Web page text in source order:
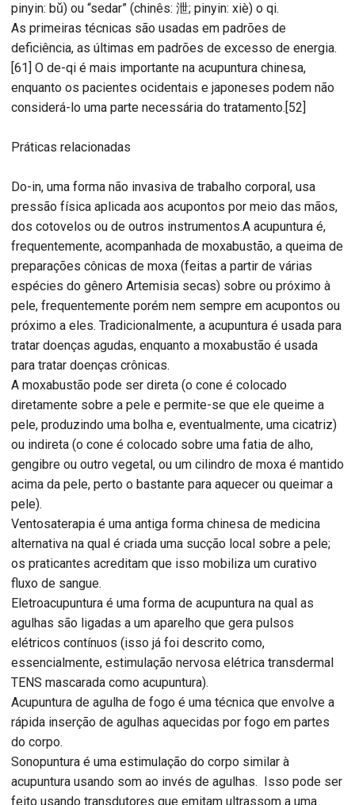
pinyin: bǔ) ou “sedar” (chinês: 泄; pinyin: xiè) o qi.
As primeiras técnicas são usadas em padrões de
deficiência, as últimas em padrões de excesso de energia.
[61] O de-qi é mais importante na acupuntura chinesa,
enquanto os pacientes ocidentais e japoneses podem não
considerá-lo uma parte necessária do tratamento.[52]
Práticas relacionadas
Do-in, uma forma não invasiva de trabalho corporal, usa
pressão física aplicada aos acupontos por meio das mãos,
dos cotovelos ou de outros instrumentos.A acupuntura é,
frequentemente, acompanhada de moxabustão, a queima de
preparações cônicas de moxa (feitas a partir de várias
espécies do gênero Artemisia secas) sobre ou próximo à
pele, frequentemente porém nem sempre em acupontos ou
próximo a eles. Tradicionalmente, a acupuntura é usada para
tratar doenças agudas, enquanto a moxabustão é usada
para tratar doenças crônicas.
A moxabustão pode ser direta (o cone é colocado
diretamente sobre a pele e permite-se que ele queime a
pele, produzindo uma bolha e, eventualmente, uma cicatriz)
ou indireta (o cone é colocado sobre uma fatia de alho,
gengibre ou outro vegetal, ou um cilindro de moxa é mantido
acima da pele, perto o bastante para aquecer ou queimar a
pele).
Ventosaterapia é uma antiga forma chinesa de medicina
alternativa na qual é criada uma sucção local sobre a pele;
os praticantes acreditam que isso mobiliza um curativo
fluxo de sangue.
Eletroacupuntura é uma forma de acupuntura na qual as
agulhas são ligadas a um aparelho que gera pulsos
elétricos contínuos (isso já foi descrito como,
essencialmente, estimulação nervosa elétrica transdermal
TENS mascarada como acupuntura).
Acupuntura de agulha de fogo é uma técnica que envolve a
rápida inserção de agulhas aquecidas por fogo em partes
do corpo.
Sonopuntura é uma estimulação do corpo similar à
acupuntura usando som ao invés de agulhas. Isso pode ser
feito usando transdutores que emitam ultrassom a uma